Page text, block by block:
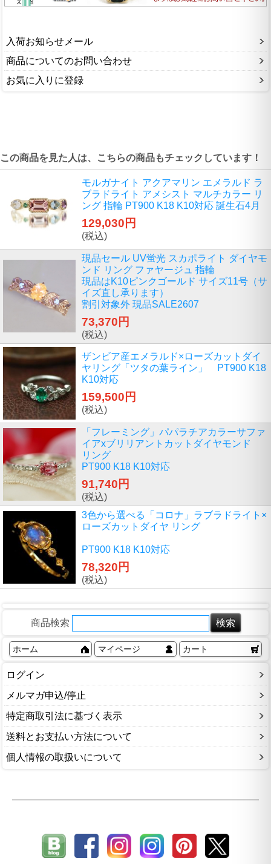
入荷お知らせメール
商品についてのお問い合わせ
お気に入りに登録
この商品を見た人は、こちらの商品もチェックしています！
モルガナイト アクアマリン エメラルド ラ
ブラドライト アメシスト マルチカラー リ
ング 指輪 PT900 K18 K10対応 誕生石4月
129,030円
(税込)
現品セール UV蛍光 スカポライト ダイヤモ
ンド リング ファヤージュ 指輪
現品はK10ピンクゴールド サイズ11号（サ
イズ直し承ります）
割引対象外 現品SALE2607
73,370円
(税込)
ザンビア産エメラルド×ローズカットダイ
ヤリング「ツタの葉ライン」 PT900 K18
K10対応
159,500円
(税込)
「フレーミング」パパラチアカラーサファ
イアxブリリアントカットダイヤモンド
リング
PT900 K18 K10対応
91,740円
(税込)
3色から選べる「コロナ」ラブラドライト×
ローズカットダイヤ リング
PT900 K18 K10対応
78,320円
(税込)
商品検索
ホーム マイページ カート
ログイン
メルマガ申込/停止
特定商取引法に基づく表示
送料とお支払い方法について
個人情報の取扱いについて